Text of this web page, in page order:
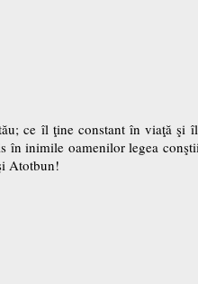
ce îl ţine constant în viaţă şi
în inimile oamenilor legea
Atotbun!